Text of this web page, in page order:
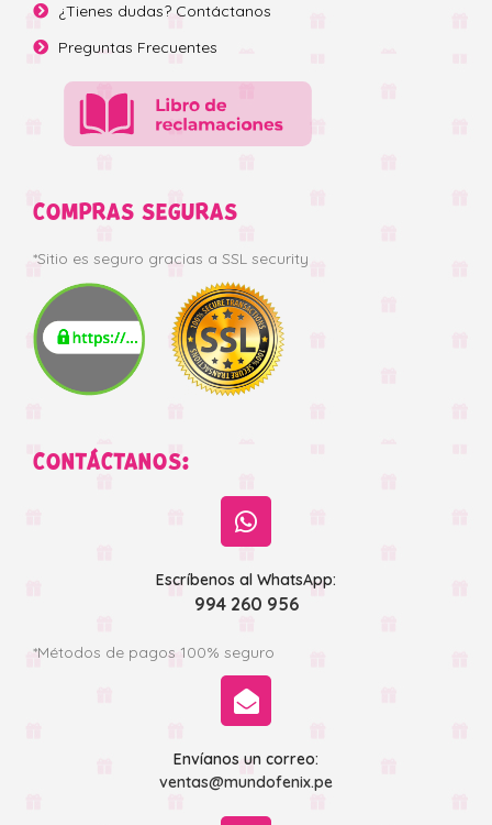
¿Tienes dudas? Contáctanos
Preguntas Frecuentes
COMPRAS SEGURAS
*Sitio es seguro gracias a SSL security
CONTÁCTANOS:
Escríbenos al WhatsApp:
994 260 956
*Métodos de pagos 100% seguro
Envíanos un correo:
ventas@mundofenix.pe